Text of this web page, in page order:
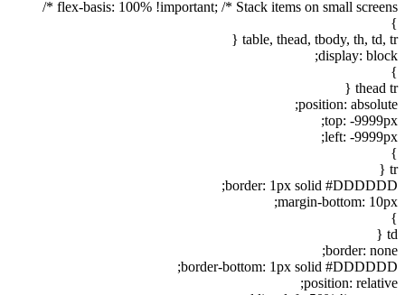
flex-basis: 100% !important; /* Stack items on small screens */
}
table, thead, tbody, th, td, tr {
display: block;
}
thead tr {
position: absolute;
top: -9999px;
left: -9999px;
}
tr {
border: 1px solid #DDDDDD;
margin-bottom: 10px;
}
td {
border: none;
border-bottom: 1px solid #DDDDDD;
position: relative;